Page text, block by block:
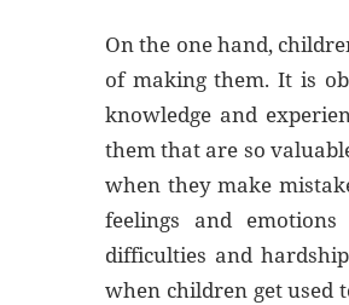
On the one hand,
of making them. It is
knowledge and
them that are so
when they make
feelings and
difficulties and
when children get used